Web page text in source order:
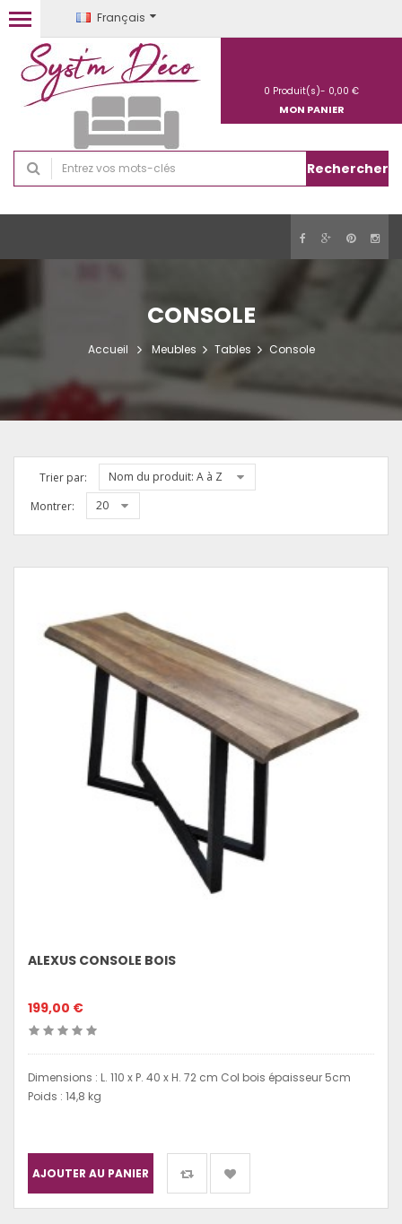
Français
Rechercher
0 Produit(s)- 0,00 €
MON PANIER
CONSOLE
Accueil Meubles Tables Console
Trier par:
Nom du produit: A à Z
Montrer:
20
ALEXUS CONSOLE BOIS
199,00 €
Dimensions : L. 110 x P. 40 x H. 72 cm Col bois épaisseur 5cm
Poids : 14,8 kg
AJOUTER AU PANIER